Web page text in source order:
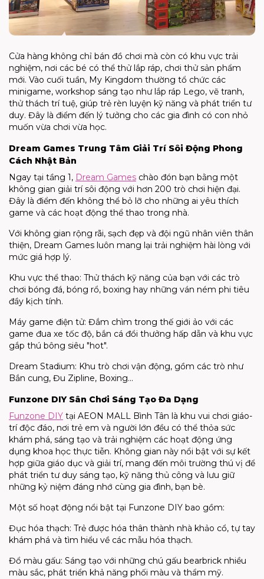
Cửa hàng không chỉ bán đồ chơi mà còn có khu vực trải
nghiệm, nơi các bé có thể thử lắp ráp, chơi thử sản phẩm
mới. Vào cuối tuần, My Kingdom thường tổ chức các
minigame, workshop sáng tạo như lắp ráp Lego, vẽ tranh,
thử thách trí tuệ, giúp trẻ rèn luyện kỹ năng và phát triển tư
duy. Đây là điểm đến lý tưởng cho các gia đình có con nhỏ
muốn vừa chơi vừa học.
Dream Games Trung Tâm Giải Trí Sôi Động Phong
Cách Nhật Bản
Ngay tại tầng 1, Dream Games chào đón bạn bằng một
không gian giải trí sôi động với hơn 200 trò chơi hiện đại.
Đây là điểm đến không thể bỏ lỡ cho những ai yêu thích
game và các hoạt động thể thao trong nhà.
Với không gian rộng rãi, sạch đẹp và đội ngũ nhân viên thân
thiện, Dream Games luôn mang lại trải nghiệm hài lòng với
mức giá hợp lý.
Khu vực thể thao: Thử thách kỹ năng của bạn với các trò
chơi bóng đá, bóng rổ, boxing hay những ván ném phi tiêu
đầy kịch tính.
Máy game điện tử: Đắm chìm trong thế giới ảo với các
game đua xe tốc độ, bắn cá đổi thưởng hấp dẫn và khu vực
gắp thú bông siêu "hot".
Dream Stadium: Khu trò chơi vận động, gồm các trò như
Bắn cung, Đu Zipline, Boxing...
Funzone DIY Sân Chơi Sáng Tạo Đa Dạng
Funzone DIY tại AEON MALL Bình Tân là khu vui chơi giáo-
trí độc đáo, nơi trẻ em và người lớn đều có thể thỏa sức
khám phá, sáng tạo và trải nghiệm các hoạt động ứng
dụng khoa học thực tiễn. Không gian này nổi bật với sự kết
hợp giữa giáo dục và giải trí, mang đến môi trường thú vị để
phát triển tư duy sáng tạo, kỹ năng thủ công và lưu giữ
những kỷ niệm đáng nhớ cùng gia đình, bạn bè.
Một số hoạt động nổi bật tại Funzone DIY bao gồm:
Đục hóa thạch: Trẻ được hóa thân thành nhà khảo cổ, tự tay
khám phá và tìm hiểu về các mẫu hóa thạch.
Đổ màu gấu: Sáng tạo với những chú gấu bearbrick nhiều
màu sắc, phát triển khả năng phối màu và thẩm mỹ.